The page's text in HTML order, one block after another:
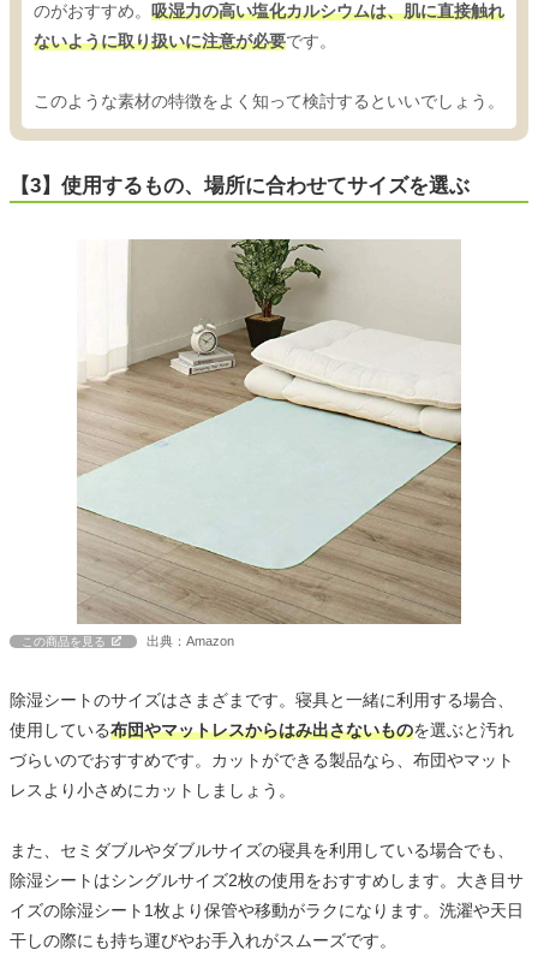
のがおすすめ。 吸湿力の高い塩化カルシウムは、肌に直接触れ
ないように取り扱いに注意が必要です。
このような素材の特徴をよく知って検討するといいでしょう。
【3】使用するもの、場所に合わせてサイズを選ぶ
この商品を見る 出典：Amazon
除湿シートのサイズはさまざまです。寝具と一緒に利用する場合、
使用している布団やマットレスからはみ出さないものを選ぶと汚れ
づらいのでおすすめです。カットができる製品なら、布団やマット
レスより小さめにカットしましょう。
また、セミダブルやダブルサイズの寝具を利用している場合でも、
除湿シートはシングルサイズ2枚の使用をおすすめします。大き目サ
イズの除湿シート1枚より保管や移動がラクになります。洗濯や天日
干しの際にも持ち運びやお手入れがスムーズです。